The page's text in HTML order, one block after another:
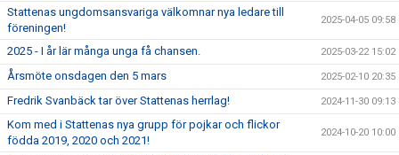
Stattenas ungdomsansvariga välkomnar nya ledare till
föreningen!
2025-04-05 09:58
2025 - I år lär många unga få chansen. 2025-03-22 15:02
Årsmöte onsdagen den 5 mars 2025-02-10 20:35
Fredrik Svanbäck tar över Stattenas herrlag! 2024-11-30 09:13
Kom med i Stattenas nya grupp för pojkar och flickor
födda 2019, 2020 och 2021!
2024-10-20 10:00